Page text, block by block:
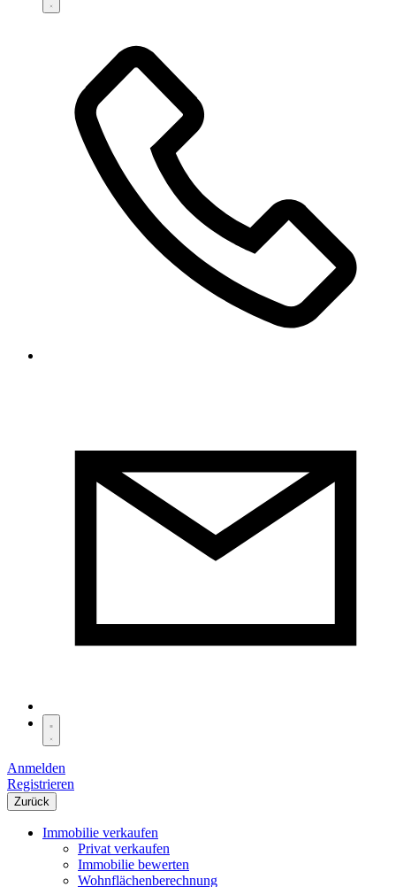
Anmelden
Registrieren
Zurück
Immobilie verkaufen
Privat verkaufen
Immobilie bewerten
Wohnflächenberechnung